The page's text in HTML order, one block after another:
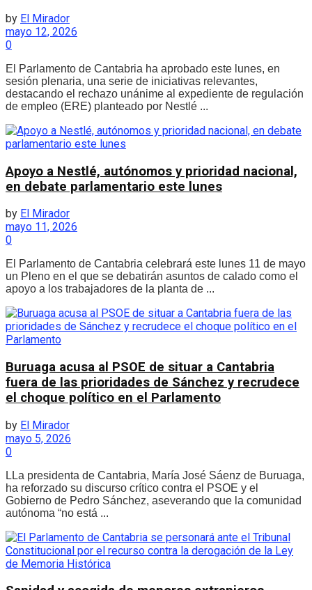
by El Mirador
mayo 12, 2026
0
El Parlamento de Cantabria ha aprobado este lunes, en
sesión plenaria, una serie de iniciativas relevantes,
destacando el rechazo unánime al expediente de regulación
de empleo (ERE) planteado por Nestlé ...
Apoyo a Nestlé, autónomos y prioridad nacional,
en debate parlamentario este lunes
by El Mirador
mayo 11, 2026
0
El Parlamento de Cantabria celebrará este lunes 11 de mayo
un Pleno en el que se debatirán asuntos de calado como el
apoyo a los trabajadores de la planta de ...
Buruaga acusa al PSOE de situar a Cantabria
fuera de las prioridades de Sánchez y recrudece
el choque político en el Parlamento
by El Mirador
mayo 5, 2026
0
LLa presidenta de Cantabria, María José Sáenz de Buruaga,
ha reforzado su discurso crítico contra el PSOE y el
Gobierno de Pedro Sánchez, aseverando que la comunidad
autónoma “no está ...